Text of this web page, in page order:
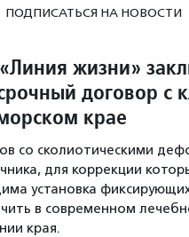
ПОДПИСАТЬСЯ НА НОВОСТИ
жизни»
договор с
крае
со сколиотическими
для коррекции
установка
в современном
края.